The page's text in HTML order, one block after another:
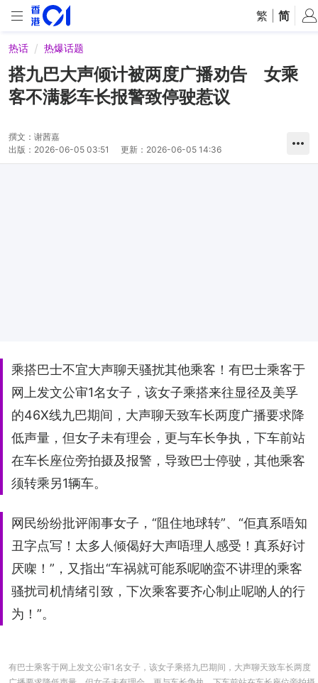
繁 简
热话 热爆话题
搭九巴大声倾计被两度广播劝告 女乘
客不满影车长报警致停驶惹议
撰文： 谢茜嘉
出版： 2026-06-05 03:51 更新： 2026-06-05 14:36
乘搭巴士不宜大声聊天骚扰其他乘客！有巴士乘客于
网上发文公审1名女子，该女子乘搭来往显径及美孚
的46X线九巴期间，大声聊天致车长两度广播要求降
低声量，但女子未有理会，更与车长争执，下车前站
在车长座位旁拍摄及报警，导致巴士停驶，其他乘客
须转乘另1辆车。
网民纷纷批评闹事女子，“阻住地球转”、“佢真系唔知
丑字点写！太多人倾偈好大声唔理人感受！真系好讨
厌㗎！”，又指出“车祸就可能系呢啲蛮不讲理的乘客
骚扰司机情绪引致，下次乘客要齐心制止呢啲人的行
为！”。
有巴士乘客于网上发文公审1名女子，该女子乘搭九巴期间，大声聊天致车长两度